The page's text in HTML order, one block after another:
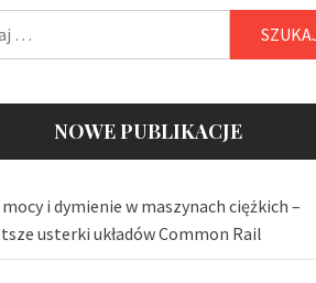
NOWE PUBLIKACJE
i dymienie w maszynach ciężkich –
usterki układów Common Rail